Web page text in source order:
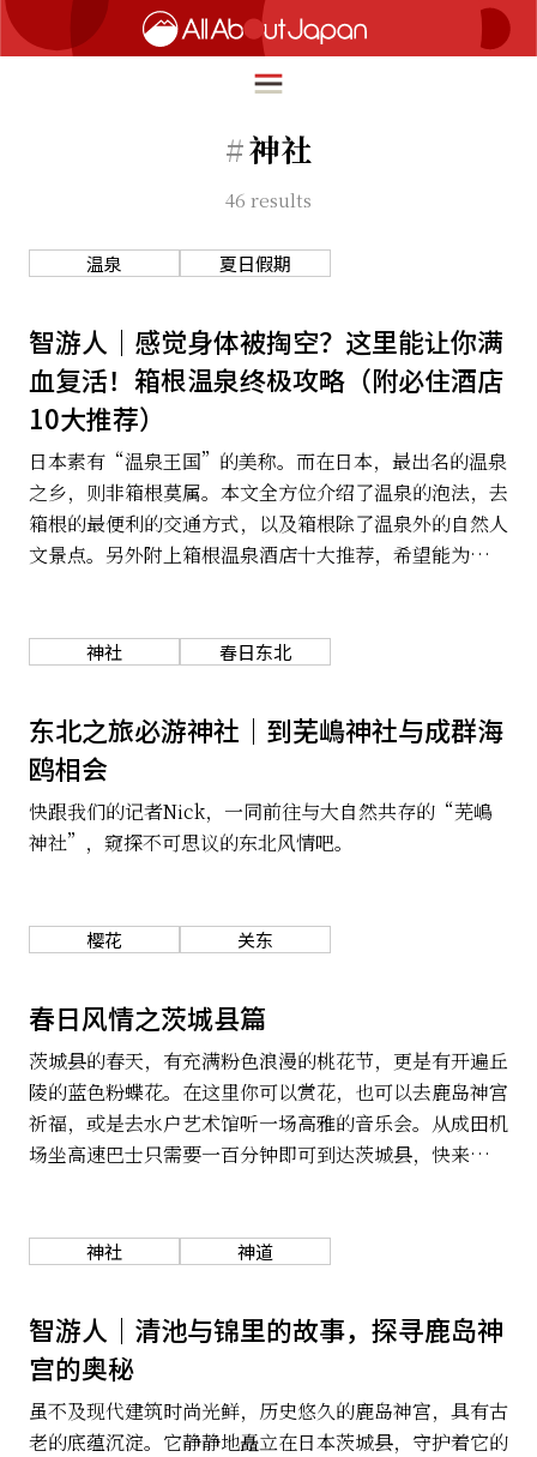
ภาษาไทย
日本語
旅行
美食
文化
热点
生活
#神社
46 results
温泉 夏日假期
智游人｜感觉身体被掏空？这里能让你满
血复活！箱根温泉终极攻略（附必住酒店
10大推荐）
日本素有“温泉王国”的美称。而在日本，最出名的温泉
之乡，则非箱根莫属。本文全方位介绍了温泉的泡法，去
箱根的最便利的交通方式，以及箱根除了温泉外的自然人
文景点。另外附上箱根温泉酒店十大推荐，希望能为计划
神社 春日东北
东北之旅必游神社｜到芜嶋神社与成群海
鸥相会
快跟我们的记者Nick，一同前往与大自然共存的“芜嶋
神社”，窥探不可思议的东北风情吧。
樱花 关东
春日风情之茨城县篇
茨城县的春天，有充满粉色浪漫的桃花节，更是有开遍丘
陵的蓝色粉蝶花。在这里你可以赏花，也可以去鹿岛神宫
祈福，或是去水户艺术馆听一场高雅的音乐会。从成田机
场坐高速巴士只需要一百分钟即可到达茨城县，快来这里
神社 神道
智游人｜清池与锦里的故事，探寻鹿岛神
宫的奥秘
虽不及现代建筑时尚光鲜，历史悠久的鹿岛神宫，具有古
老的底蕴沉淀。它静静地矗立在日本茨城县，守护着它的